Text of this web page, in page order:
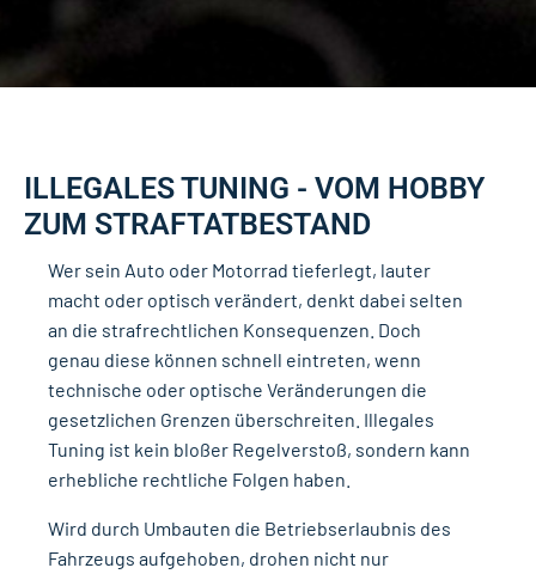
ILLEGALES TUNING - VOM HOBBY
ZUM STRAFTATBESTAND
Wer sein Auto oder Motorrad tieferlegt, lauter
macht oder optisch verändert, denkt dabei selten
an die strafrechtlichen Konsequenzen. Doch
genau diese können schnell eintreten, wenn
technische oder optische Veränderungen die
gesetzlichen Grenzen überschreiten. Illegales
Tuning ist kein bloßer Regelverstoß, sondern kann
erhebliche rechtliche Folgen haben.
Wird durch Umbauten die Betriebserlaubnis des
Fahrzeugs aufgehoben, drohen nicht nur